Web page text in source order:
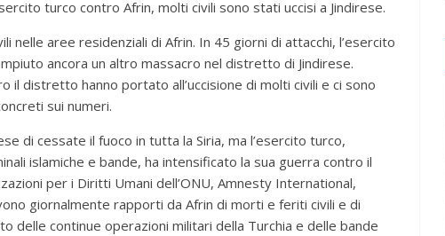
turco contro Afrin, molti civili sono stati uccisi a Jindirese.
nelle aree residenziali di Afrin. In 45 giorni di attacchi, l’esercito
ancora un altro massacro nel distretto di Jindirese.
il distretto hanno portato all’uccisione di molti civili e ci sono
sui numeri.
di cessate il fuoco in tutta la Siria, ma l’esercito turco,
islamiche e bande, ha intensificato la sua guerra contro il
per i Diritti Umani dell’ONU, Amnesty International,
giornalmente rapporti da Afrin di morti e feriti civili e di
delle continue operazioni militari della Turchia e delle bande